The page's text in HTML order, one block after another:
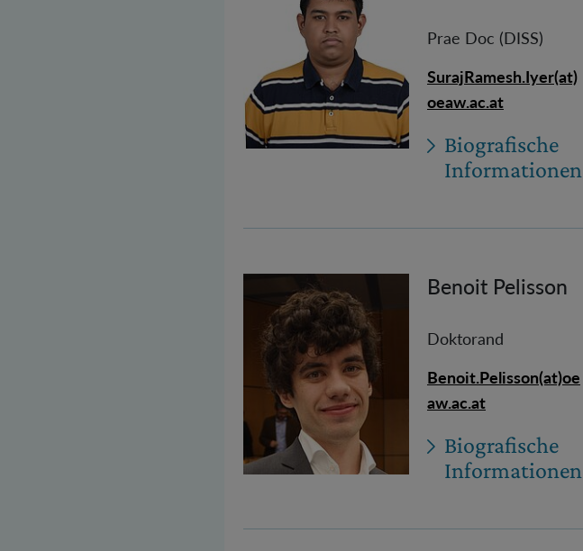
Prae Doc (DISS)
SurajRamesh.Iyer(at)
oeaw.ac.at
Biografische
Informationen
Benoit Pelisson
Doktorand
Benoit.Pelisson(at)oe
aw.ac.at
Biografische
Informationen